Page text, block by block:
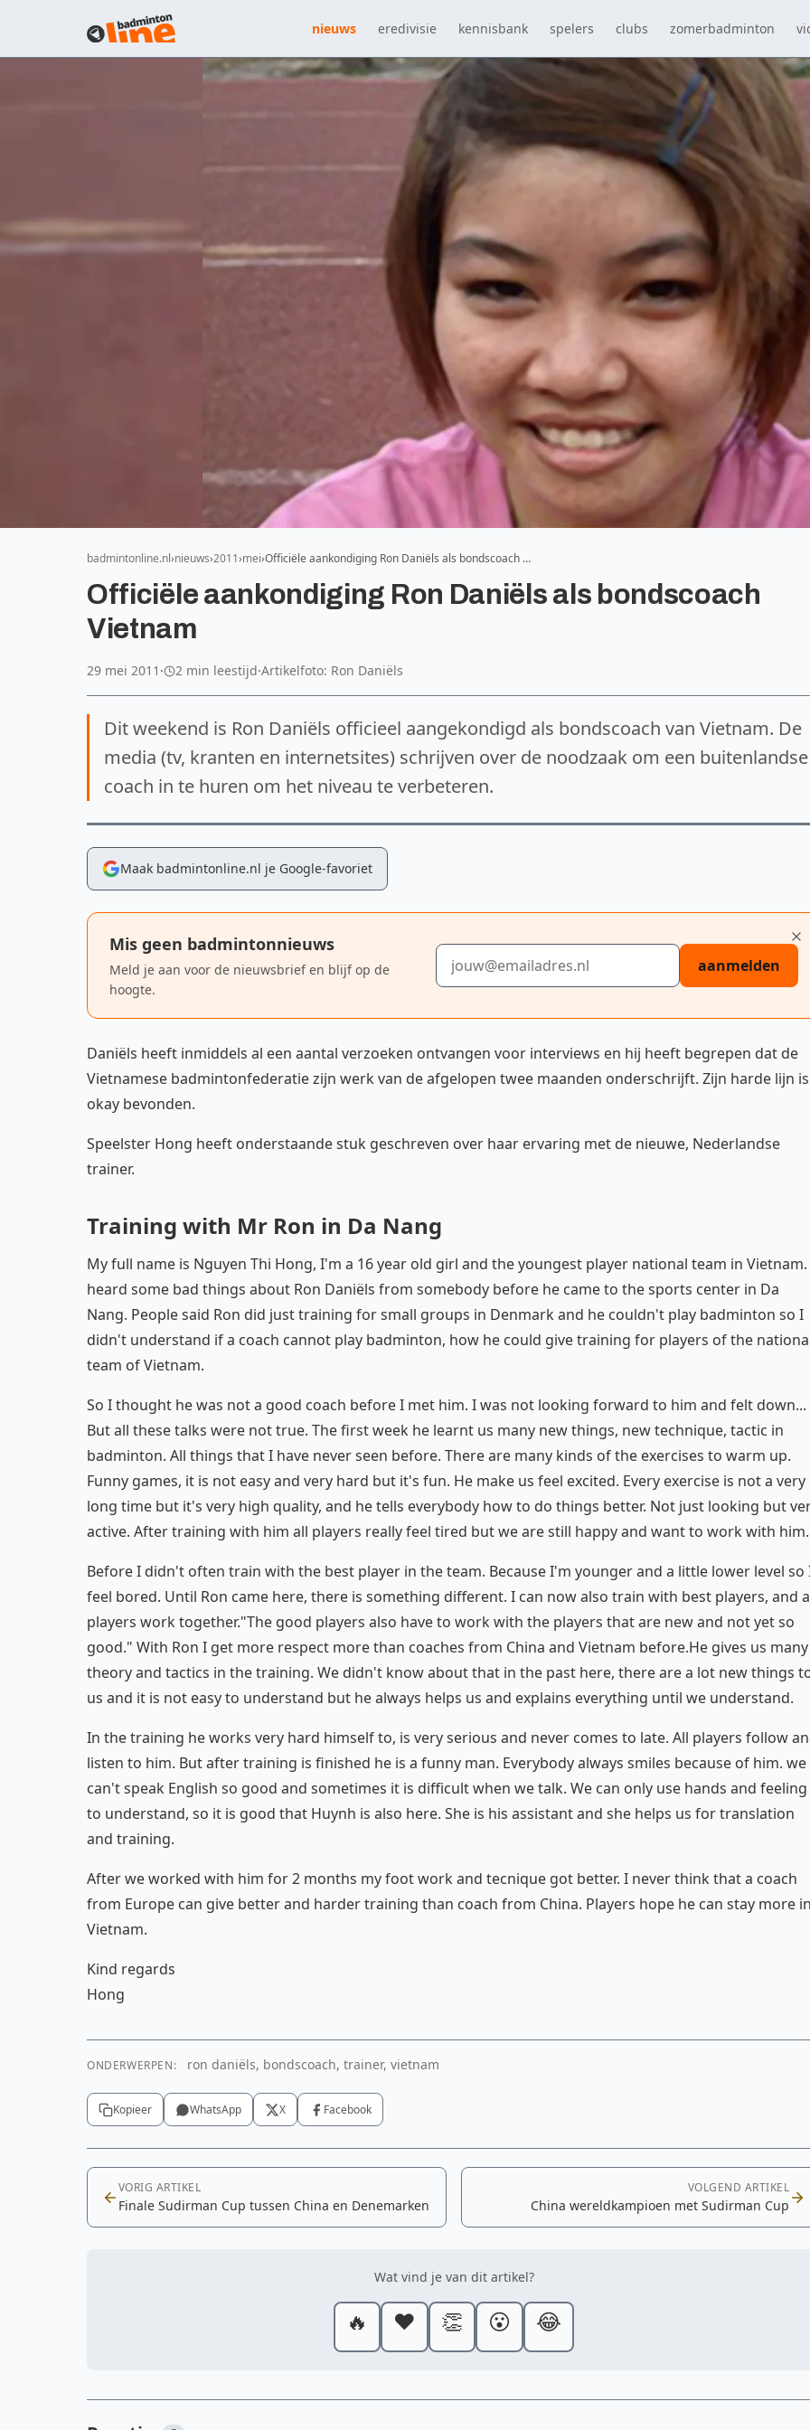
nieuws eredivisie kennisbank spelers clubs zomerbadminton
badmintonline.nl nieuws 2011 mei Officiële aankondiging Ron Daniëls als bondscoach …
Officiële aankondiging Ron Daniëls als bondscoach
Vietnam
29 mei 2011 · 2 min leestijd·Artikelfoto: Ron Daniëls
Dit weekend is Ron Daniëls officieel aangekondigd als bondscoach van Vietnam. De
media (tv, kranten en internetsites) schrijven over de noodzaak om een buitenlandse
coach in te huren om het niveau te verbeteren.
Maak badmintonline.nl je Google-favoriet
Mis geen badmintonnieuws
Meld je aan voor de nieuwsbrief en blijf op de
hoogte.
E-mailadres
aanmelden
Daniëls heeft inmiddels al een aantal verzoeken ontvangen voor interviews en hij heeft begrepen dat de
Vietnamese badmintonfederatie zijn werk van de afgelopen twee maanden onderschrijft. Zijn harde lijn is
okay bevonden.
Speelster Hong heeft onderstaande stuk geschreven over haar ervaring met de nieuwe, Nederlandse
trainer.
Training with Mr Ron in Da Nang
My full name is Nguyen Thi Hong, I'm a 16 year old girl and the youngest player national team in
heard some bad things about Ron Daniëls from somebody before he came to the sports center in Da
Nang. People said Ron did just training for small groups in Denmark and he couldn't play badminton so I
didn't understand if a coach cannot play badminton, how he could give training for players of the
team of Vietnam.
So I thought he was not a good coach before I met him. I was not looking forward to him and felt down...
But all these talks were not true. The first week he learnt us many new things, new technique, tactic in
badminton. All things that I have never seen before. There are many kinds of the exercises to warm up.
Funny games, it is not easy and very hard but it's fun. He make us feel excited. Every exercise is not a very
long time but it's very high quality, and he tells everybody how to do things better. Not just looking but
active. After training with him all players really feel tired but we are still happy and want to work with him.
Before I didn't often train with the best player in the team. Because I'm younger and a little lower level so
feel bored. Until Ron came here, there is something different. I can now also train with best players, and
players work together."The good players also have to work with the players that are new and not yet so
good." With Ron I get more respect more than coaches from China and Vietnam before.He gives us many
theory and tactics in the training. We didn't know about that in the past here, there are a lot new things
us and it is not easy to understand but he always helps us and explains everything until we understand.
In the training he works very hard himself to, is very serious and never comes to late. All players follow
listen to him. But after training is finished he is a funny man. Everybody always smiles because of him. we
can't speak English so good and sometimes it is difficult when we talk. We can only use hands and feeling
to understand, so it is good that Huynh is also here. She is his assistant and she helps us for translation
and training.
After we worked with him for 2 months my foot work and tecnique got better. I never think that a coach
from Europe can give better and harder training than coach from China. Players hope he can stay more in
Vietnam.
Kind regards
Hong
ONDERWERPEN: ron daniëls, bondscoach, trainer, vietnam
Kopieer WhatsApp X Facebook
VORIG ARTIKEL
Finale Sudirman Cup tussen China en Denemarken
VOLGEND ARTIKEL
China wereldkampioen met Sudirman Cup
Wat vind je van dit artikel?
🔥 ❤️ 👏 😮 😂